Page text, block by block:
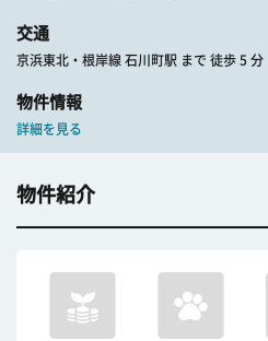
交通
京浜東北・根岸線 石川町駅 まで 徒歩 5 分
物件情報
詳細を見る
物件紹介